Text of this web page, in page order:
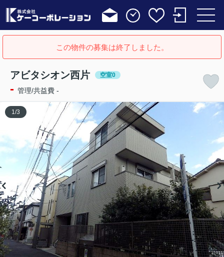
この物件の募集は終了しました。
アビタシオン西片 空室0
- 管理/共益費 -
1 /3